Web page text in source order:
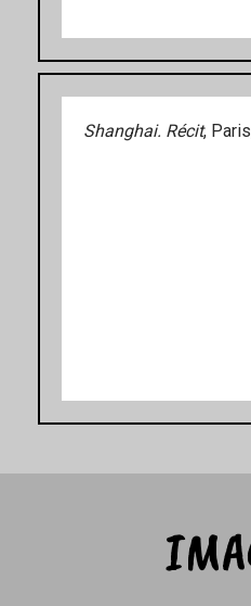
Shanghai. Récit,